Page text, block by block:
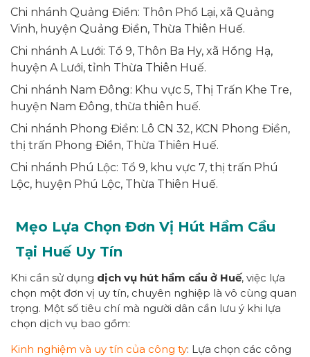
Chi nhánh Quảng Điền: Thôn Phổ Lại, xã Quảng
Vinh, huyện Quảng Điền, Thừa Thiên Huế.
Chi nhánh A Lưới: Tổ 9, Thôn Ba Hy, xã Hồng Hạ,
huyện A Lưới, tỉnh Thừa Thiên Huế.
Chi nhánh Nam Đông: Khu vực 5, Thị Trấn Khe Tre,
huyện Nam Đông, thừa thiên huế.
Chi nhánh Phong Điền: Lô CN 32, KCN Phong Điền,
thị trấn Phong Điền, Thừa Thiên Huế.
Chi nhánh Phú Lộc: Tổ 9, khu vực 7, thị trấn Phú
Lộc, huyện Phú Lộc, Thừa Thiên Huế.
Mẹo Lựa Chọn Đơn Vị Hút Hầm Cầu
Tại Huế Uy Tín
Khi cần sử dụng dịch vụ hút hầm cầu ở Huế, việc lựa
chọn một đơn vị uy tín, chuyên nghiệp là vô cùng quan
trọng. Một số tiêu chí mà người dân cần lưu ý khi lựa
chọn dịch vụ bao gồm:
Kinh nghiệm và uy tín của công ty: Lựa chọn các công